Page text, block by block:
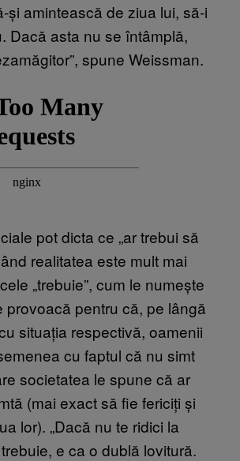
și amintească de ziua lui, să-i
Dacă asta nu se întâmplă,
spune Weissman.
pot dicta ce „ar trebui să
realitatea este mult mai
„trebuie”, cum le numește
provoacă pentru că, pe lângă
situația respectivă, oamenii
cu faptul că nu simt
societatea le spune că ar
(mai exact să fie fericiți și
lor). „Dacă nu te ridici la
e ca o dublă lovitură.